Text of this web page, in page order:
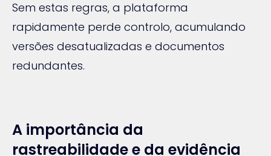
Sem estas regras, a plataforma
rapidamente perde controlo, acumulando
versões desatualizadas e documentos
redundantes.
A importância da
rastreabilidade e da evidência